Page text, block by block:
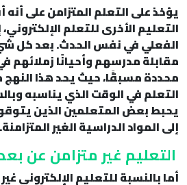
يؤخذ على التعلم المتزامن على
التعليم الأخرى للتعلم
الفعلي في نفس الحدث. بعد كل
مقابلة مدرسهم وأحيانًا زملائهم
محددة مسبقًا، حيث يحد هذا
التعلم في الوقت الذي يناسبه
يحبط بعض المتعلمين الذين
إلى المواد الدراسية الغير المتزامنة.
التعليم غير متزامن عن
أما بالنسبة للتعليم الإلكتروني